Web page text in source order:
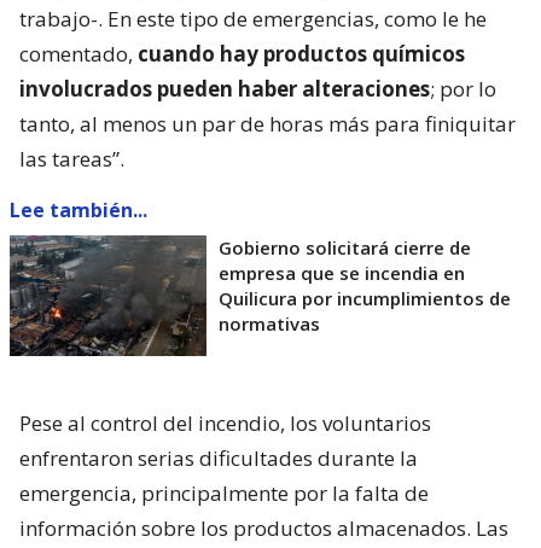
trabajo-. En este tipo de emergencias, como le he
comentado, cuando hay productos químicos
involucrados pueden haber alteraciones; por lo
tanto, al menos un par de horas más para finiquitar
las tareas”.
Lee también...
Gobierno solicitará cierre de
empresa que se incendia en
Quilicura por incumplimientos de
normativas
Pese al control del incendio, los voluntarios
enfrentaron serias dificultades durante la
emergencia, principalmente por la falta de
información sobre los productos almacenados. Las